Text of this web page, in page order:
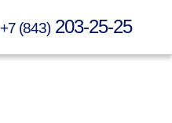
+7 (843)203-25-25